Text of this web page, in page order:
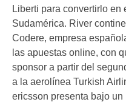
Liberti para convertirlo en
Sudamérica. River
Codere, empresa
las apuestas online, con
sponsor a partir del
a la aerolínea Turkish
ericsson presenta bajo